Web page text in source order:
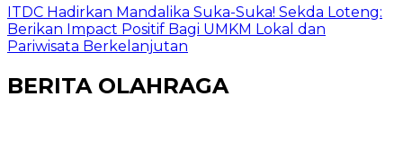
ITDC Hadirkan Mandalika Suka-Suka! Sekda Loteng:
Berikan Impact Positif Bagi UMKM Lokal dan
Pariwisata Berkelanjutan
BERITA OLAHRAGA